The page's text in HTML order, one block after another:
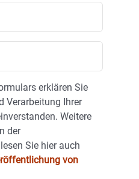
erklären Sie
Verarbeitung Ihrer
Weitere
der
Sie hier auch
von